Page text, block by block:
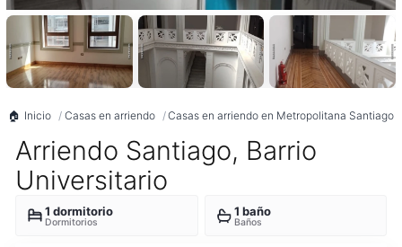
Inicio Casas en arriendo Casas en arriendo en Metropolitana Santiago
Arriendo Santiago, Barrio
Universitario
1 dormitorio
Dormitorios
1 baño
Baños